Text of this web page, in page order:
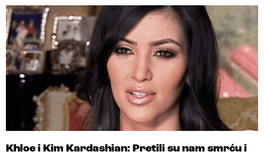
Khloe i Kim Kardashian: Pretili su nam smrću i